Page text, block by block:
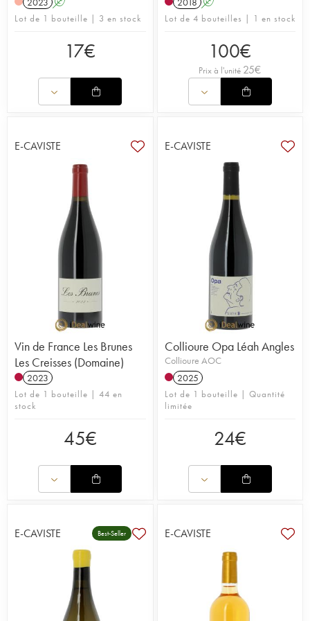
Lot de 1 bouteille | 3 en stock
17€
Lot de 4 bouteilles | 1 en stock
100€
Prix à l'unité 25€
E-CAVISTE
Vin de France Les Brunes
Les Creisses (Domaine)
2023
Lot de 1 bouteille | 44 en
stock
45€
E-CAVISTE
Collioure Opa Léah Angles
Collioure AOC
2025
Lot de 1 bouteille | Quantité
limitée
24€
E-CAVISTE Best-Seller E-CAVISTE